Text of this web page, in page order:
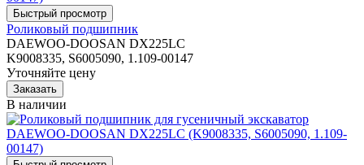
Роликовый подшипник
DAEWOO-DOOSAN DX225LC
K9008335, S6005090, 1.109-00147
Уточняйте цену
В наличии